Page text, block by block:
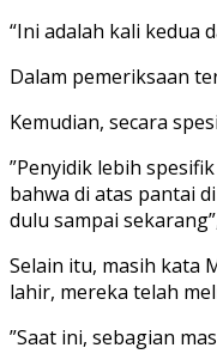
“Ini adalah kali kedua
Dalam pemeriksaan
Kemudian, secara
”Penyidik lebih
bahwa di atas pantai
dulu sampai
Selain itu, masih kata
lahir, mereka telah
”Saat ini, sebagian